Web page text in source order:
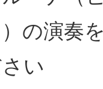
の演奏
い